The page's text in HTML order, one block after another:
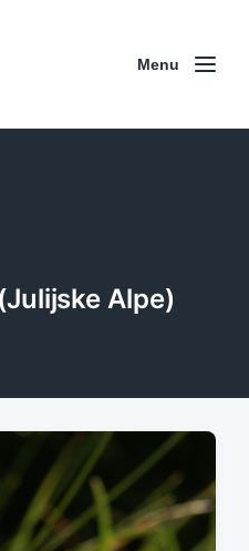
Menu
Alpe)